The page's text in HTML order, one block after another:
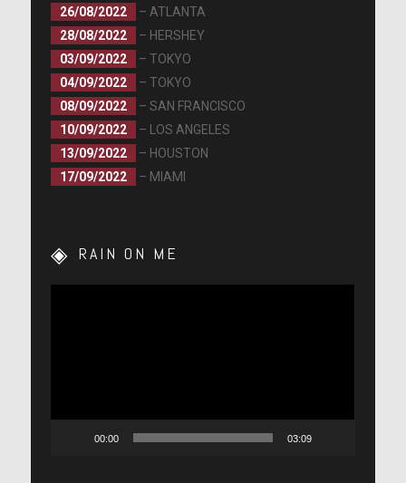
26/08/2022
– ATLANTA
28/08/2022
– HERSHEY
03/09/2022
– TOKYO
04/09/2022
– TOKYO
08/09/2022
– SAN FRANCISCO
10/09/2022
– LOS ANGELES
13/09/2022
– HOUSTON
17/09/2022
– MIAMI
RAIN ON ME
00:00 03:09